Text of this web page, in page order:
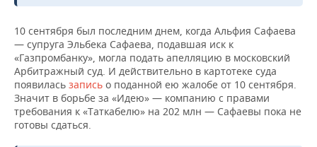
10 сентября был последним днем, когда Альфия Сафаева
— супруга Эльбека Сафаева, подавшая иск к
«Газпромбанку», могла подать апелляцию в московский
Арбитражный суд. И действительно в картотеке суда
появилась запись о поданной ею жалобе от 10 сентября.
Значит в борьбе за «Идею» — компанию с правами
требования к «Таткабелю» на 202 млн — Сафаевы пока не
готовы сдаться.